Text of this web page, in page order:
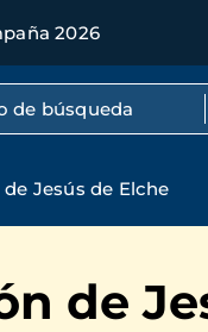
2026
completo
Jesús de Elche
de